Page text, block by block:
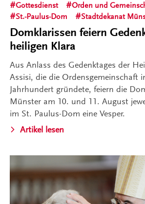
Gottesdienst
Orden und
St.-Paulus-Dom
Stadtdekanat
Domklarissen feiern
heiligen Klara
Aus Anlass des Gedenktages der
Assisi, die die Ordensgemeinschaft
Jahrhundert gründete, feiern die
Münster am 10. und 11. August
im St. Paulus-Dom eine Vesper.
Artikel lesen